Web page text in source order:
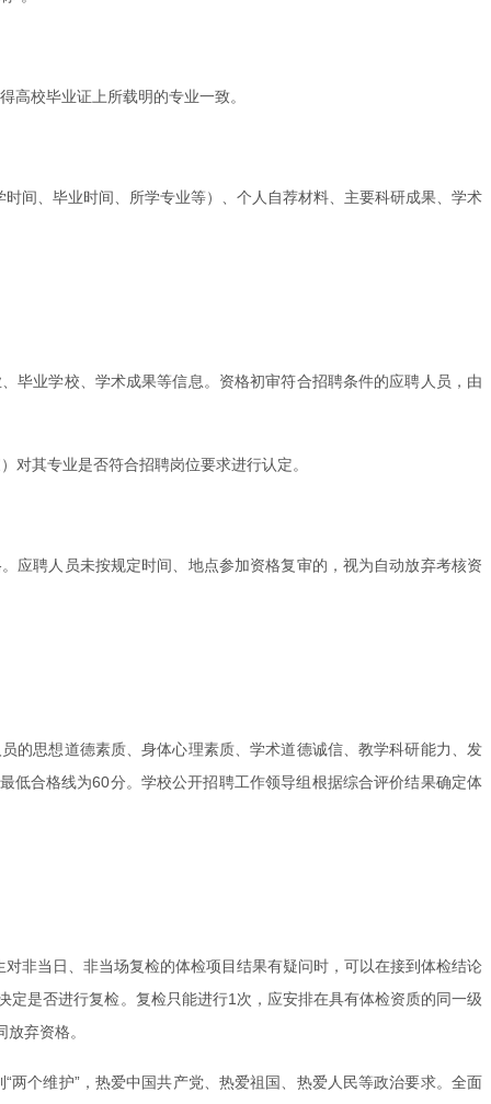
高校毕业证上所载明的专业一致。
间、毕业时间、所学专业等）、个人自荐材料、主要科研成果、学术
毕业学校、学术成果等信息。资格初审符合招聘条件的应聘人员，由
其专业是否符合招聘岗位要求进行认定。
应聘人员未按规定时间、地点参加资格复审的，视为自动放弃考核资
的思想道德素质、身体心理素质、学术道德诚信、教学科研能力、发
低合格线为60分。学校公开招聘工作领导组根据综合评价结果确定体
非当日、非当场复检的体检项目结果有疑问时，可以在接到体检结论
是否进行复检。复检只能进行1次，应安排在具有体检资质的同一级
弃资格。
两个维护”，热爱中国共产党、热爱祖国、热爱人民等政治要求。全面